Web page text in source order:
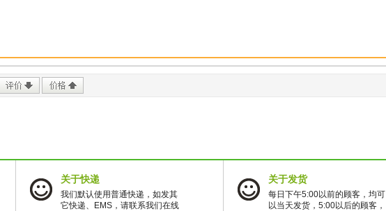
关于快递
我们默认使用普通快递，如发其
它快递、EMS，请联系我们在线
关于发货
每日下午5:00以前的顾客，均可
以当天发货，5:00以后的顾客，